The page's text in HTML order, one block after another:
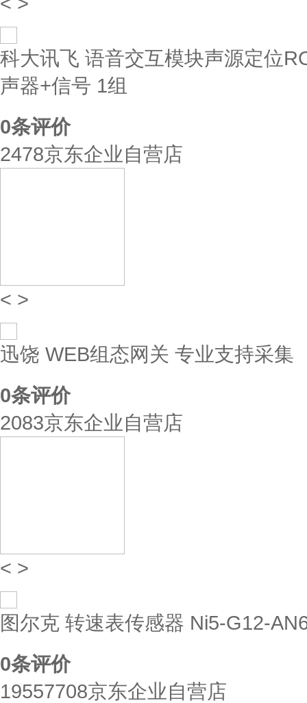
科大讯飞 语音交互模块声源定位
声器+信号 1组
0条评价
2478京东企业自营店
< >
迅饶 WEB组态网关 专业支持采集
0条评价
2083京东企业自营店
< >
图尔克 转速表传感器 Ni5-G12-
0条评价
19557708京东企业自营店